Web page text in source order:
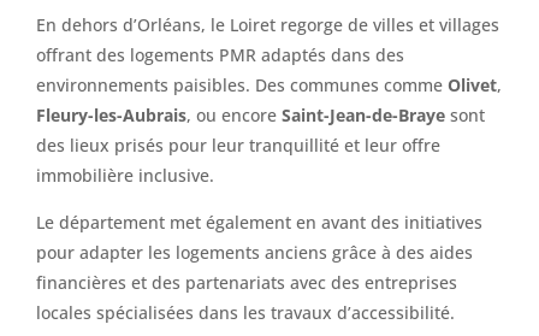
En dehors d’Orléans, le Loiret regorge de villes et villages
offrant des logements PMR adaptés dans des
environnements paisibles. Des communes comme Olivet,
Fleury-les-Aubrais, ou encore Saint-Jean-de-Braye sont
des lieux prisés pour leur tranquillité et leur offre
immobilière inclusive.
Le département met également en avant des initiatives
pour adapter les logements anciens grâce à des aides
financières et des partenariats avec des entreprises
locales spécialisées dans les travaux d’accessibilité.